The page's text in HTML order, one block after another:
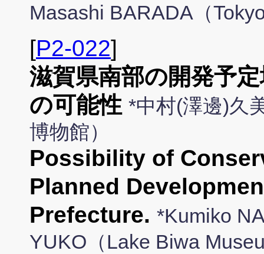
Masashi BARADA（
[P2-022]
滋賀県南部の開発予
の可能性 *中村(澤邊)久
博物館）
Possibility of
Planned
Prefecture. *Kumiko
YUKO（Lake Biwa